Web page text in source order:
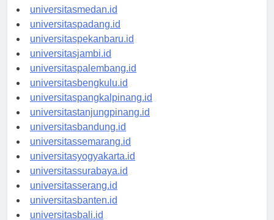
universitasaceh.id
universitasmedan.id
universitaspadang.id
universitaspekanbaru.id
universitasjambi.id
universitaspalembang.id
universitasbengkulu.id
universitaspangkalpinang.id
universitastanjungpinang.id
universitasbandung.id
universitassemarang.id
universitasyogyakarta.id
universitassurabaya.id
universitasserang.id
universitasbanten.id